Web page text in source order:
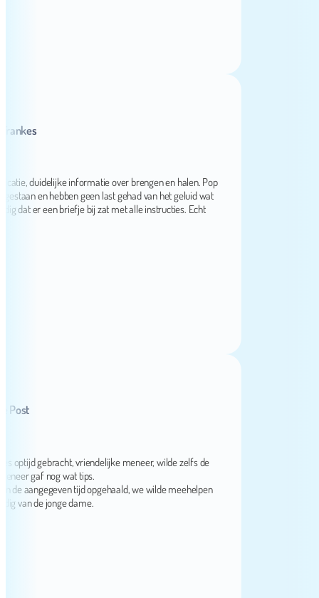
duidelijke informatie over brengen en halen. Pop
en hebben geen last gehad van het geluid wat
er een briefje bij zat met alle instructies. Echt
gebracht, vriendelijke meneer, wilde zelfs de
gaf nog wat tips.
tijd opgehaald, we wilde meehelpen
de jonge dame.